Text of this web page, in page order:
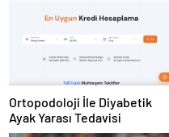
Ortopodoloji İle Diyabetik
Ayak Yarası Tedavisi